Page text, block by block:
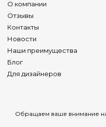
О компании
Отзывы
Контакты
Новости
Наши преимущества
Блог
Для дизайнеров
Обращаем ваше внимание